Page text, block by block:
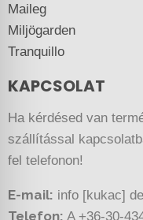
Maileg
Miljögarden
Tranquillo
KAPCSOLAT
Ha kérdésed van
szállítással
fel telefonon!
E-mail: info [kukac]
Telefon: A +36-30-